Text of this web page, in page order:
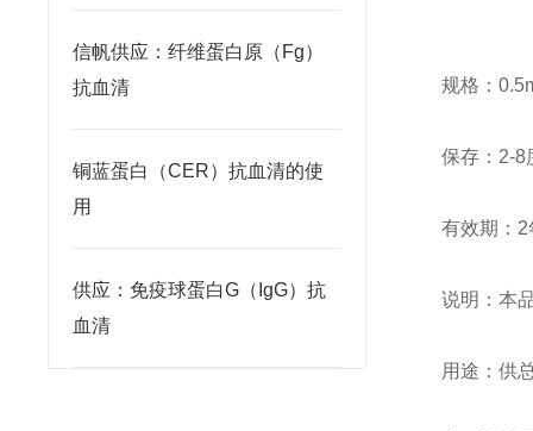
信帆供应：纤维蛋白原（Fg）
抗血清
铜蓝蛋白（CER）抗血清的使
用
供应：免疫球蛋白G（IgG）抗
血清
规格：
保存：2-8
有效期：2
说明：本
用途：供